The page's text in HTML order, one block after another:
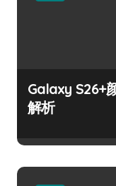
Galaxy S26+
解析